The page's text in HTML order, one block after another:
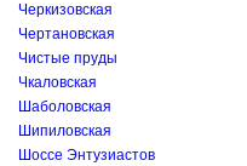
Черкизовская
Чертановская
Чистые пруды
Чкаловская
Шаболовская
Шипиловская
Шоссе Энтузиастов